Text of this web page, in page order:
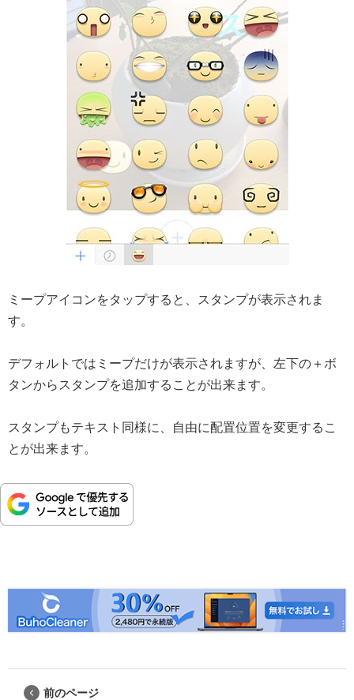
ミープアイコンをタップすると、スタンプが表示されま
す。
デフォルトではミープだけが表示されますが、左下の＋ボ
タンからスタンプを追加することが出来ます。
スタンプもテキスト同様に、自由に配置位置を変更するこ
とが出来ます。
前のページ